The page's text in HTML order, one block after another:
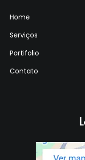
Home
Serviços
Portifolio
Contato